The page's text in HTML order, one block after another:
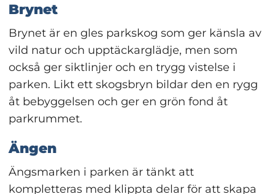
Brynet
Brynet är en gles parkskog som ger känsla av
vild natur och upptäckarglädje, men som
också ger siktlinjer och en trygg vistelse i
parken. Likt ett skogsbryn bildar den en rygg
åt bebyggelsen och ger en grön fond åt
parkrummet.
Ängen
Ängsmarken i parken är tänkt att
kompletteras med klippta delar för att skapa